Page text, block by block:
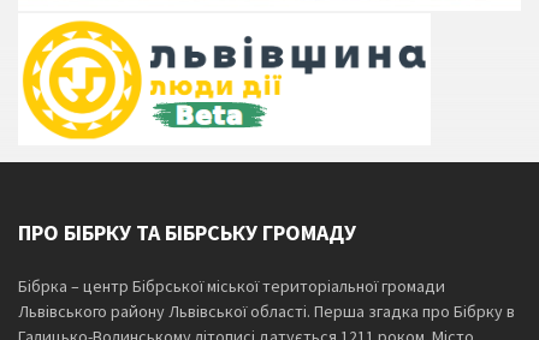
ПРО БІБРКУ ТА БІБРСЬКУ ГРОМАДУ
Бібрка – центр Бібрської міської територіальної громади
Львівського району Львівської області. Перша згадка про Бібрку в